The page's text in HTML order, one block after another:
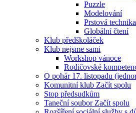
Puzzle
Modelování
Prstová technika
Globální čtení
Klub předškoláček
Klub nejsme sami
Workshop vánoce
Rodičovské
O pohár 17. listopadu
Komunitní klub Začít spolu
Stop předsudkům
Taneční soubor Začít spolu